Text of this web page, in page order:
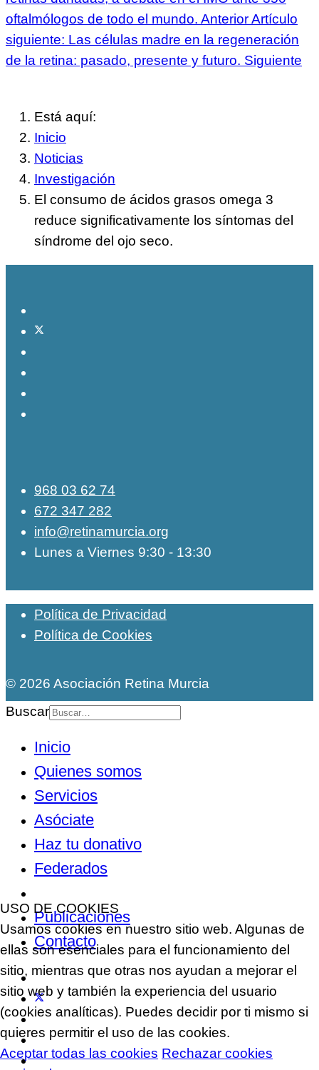
oftalmólogos de todo el mundo. AnteriorArtículo
siguiente: Las células madre en la regeneración
de la retina: pasado, presente y futuro. Siguiente
Está aquí:
Inicio
Noticias
Investigación
El consumo de ácidos grasos omega 3
reduce significativamente los síntomas del
síndrome del ojo seco.
968 03 62 74
672 347 282
info@retinamurcia.org
Lunes a Viernes 9:30 - 13:30
Política de Privacidad
Política de Cookies
© 2026 Asociación Retina Murcia
Buscar
Inicio
Quienes somos
Servicios
Asóciate
Haz tu donativo
Federados
Publicaciones
Contacto
USO DE COOKIES
Usamos cookies en nuestro sitio web. Algunas de
ellas son esenciales para el funcionamiento del
sitio, mientras que otras nos ayudan a mejorar el
sitio web y también la experiencia del usuario
(cookies analíticas). Puedes decidir por ti mismo si
quieres permitir el uso de las cookies.
Aceptar todas las cookies Rechazar cookies